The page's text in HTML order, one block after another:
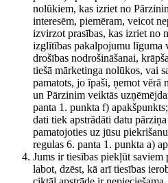
nolūkiem, kas izriet no
interesēm, piemēram, veicot
izvirzot prasības, kas izriet no
izglītības pakalpojumu līguma
drošības nodrošināšanai,
tiešā mārketinga nolūkos, vai
pamatots, jo īpaši, ņemot vērā
un Pārzinim veiktās
panta 1. punkta f)
dati tiek apstrādāti datu
pamatojoties uz jūsu
regulas 6. panta 1. punkta a)
Jums ir tiesības piekļūt saviem
labot, dzēst, kā arī tiesības